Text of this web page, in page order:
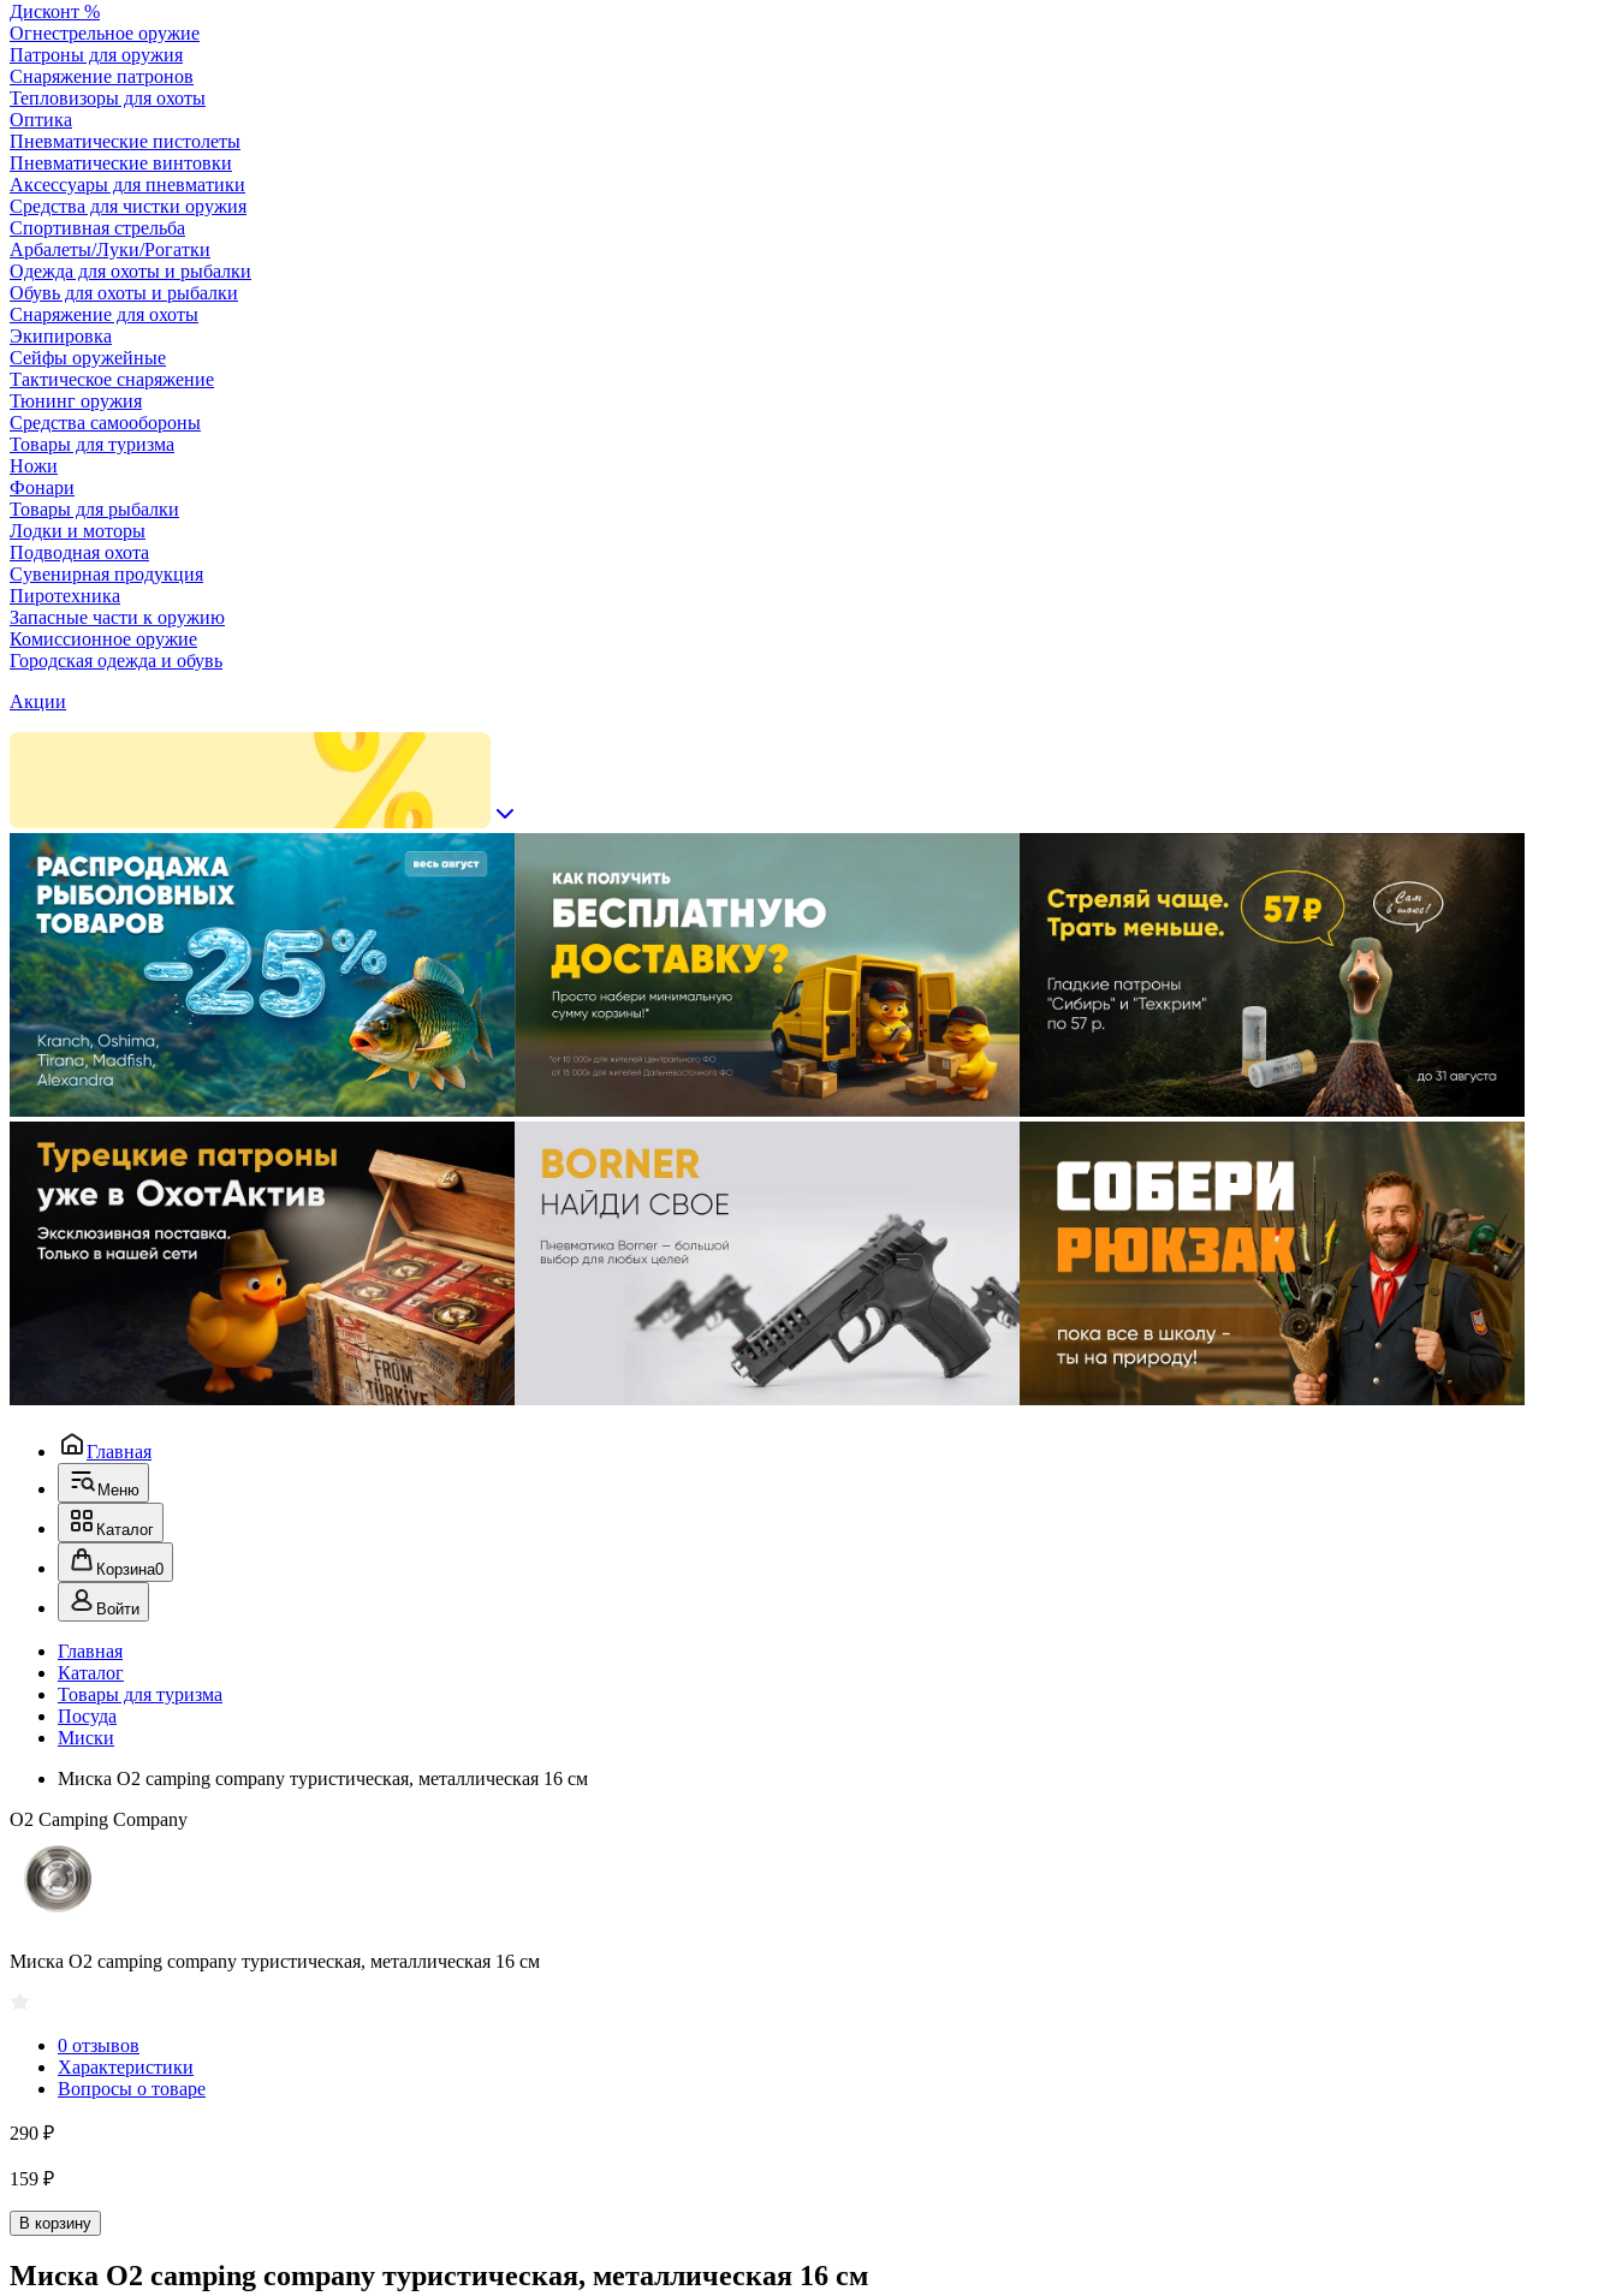
Дисконт %
Огнестрельное оружие
Патроны для оружия
Снаряжение патронов
Тепловизоры для охоты
Оптика
Пневматические пистолеты
Пневматические винтовки
Аксессуары для пневматики
Средства для чистки оружия
Спортивная стрельба
Арбалеты/Луки/Рогатки
Одежда для охоты и рыбалки
Обувь для охоты и рыбалки
Снаряжение для охоты
Экипировка
Сейфы оружейные
Тактическое снаряжение
Тюнинг оружия
Средства самообороны
Товары для туризма
Ножи
Фонари
Товары для рыбалки
Лодки и моторы
Подводная охота
Сувенирная продукция
Пиротехника
Запасные части к оружию
Комиссионное оружие
Городская одежда и обувь
Акции
Главная
Меню
Каталог
Корзина0
Войти
Главная
Каталог
Товары для туризма
Посуда
Миски
Миска O2 camping company туристическая, металлическая 16 см
O2 Camping Company
Миска O2 camping company туристическая, металлическая 16 см
0 отзывов
Характеристики
Вопросы о товаре
290 ₽
159 ₽
В корзину
Миска O2 camping company туристическая, металлическая 16 см